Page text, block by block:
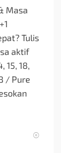
Masa
Tulis
aktif
15, 18,
/ Pure